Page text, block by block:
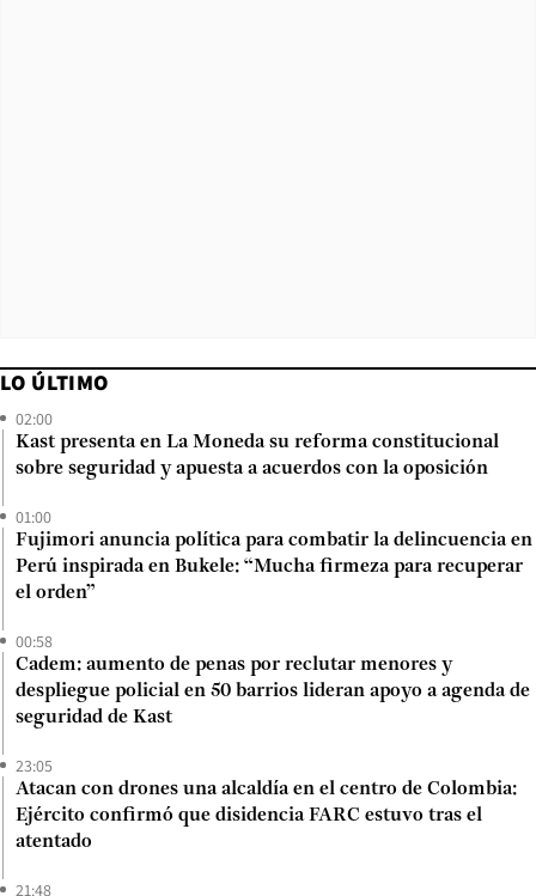
LO ÚLTIMO
02:00
Kast presenta en La Moneda su reforma constitucional
sobre seguridad y apuesta a acuerdos con la oposición
01:00
Fujimori anuncia política para combatir la delincuencia en
Perú inspirada en Bukele: “Mucha firmeza para recuperar
el orden”
00:58
Cadem: aumento de penas por reclutar menores y
despliegue policial en 50 barrios lideran apoyo a agenda de
seguridad de Kast
23:05
Atacan con drones una alcaldía en el centro de Colombia:
Ejército confirmó que disidencia FARC estuvo tras el
atentado
21:48